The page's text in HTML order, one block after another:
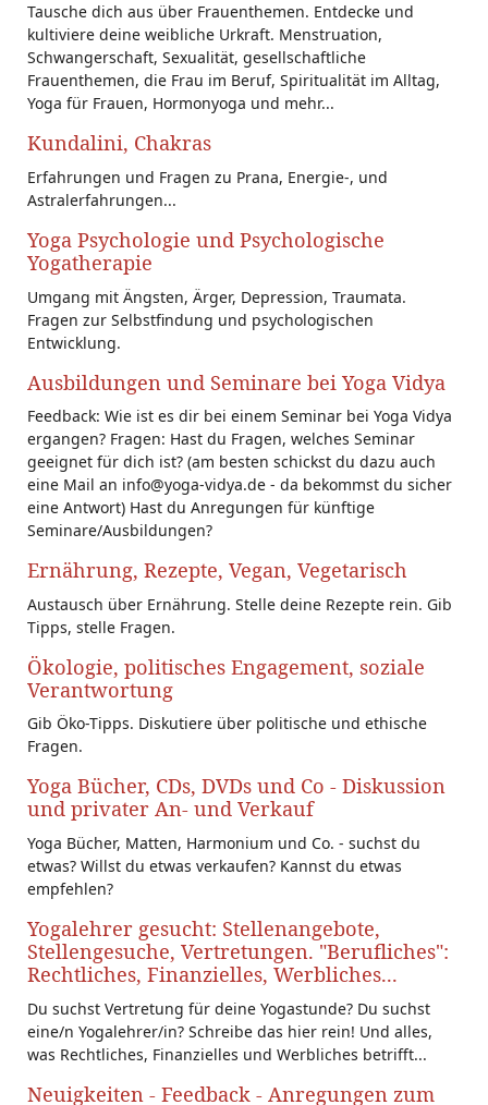
Tausche dich aus über Frauenthemen. Entdecke und
kultiviere deine weibliche Urkraft. Menstruation,
Schwangerschaft, Sexualität, gesellschaftliche
Frauenthemen, die Frau im Beruf, Spiritualität im Alltag,
Yoga für Frauen, Hormonyoga und mehr...
Kundalini, Chakras
Erfahrungen und Fragen zu Prana, Energie-, und
Astralerfahrungen...
Yoga Psychologie und Psychologische
Yogatherapie
Umgang mit Ängsten, Ärger, Depression, Traumata.
Fragen zur Selbstfindung und psychologischen
Entwicklung.
Ausbildungen und Seminare bei Yoga Vidya
Feedback: Wie ist es dir bei einem Seminar bei Yoga Vidya
ergangen? Fragen: Hast du Fragen, welches Seminar
geeignet für dich ist? (am besten schickst du dazu auch
eine Mail an info@yoga-vidya.de - da bekommst du sicher
eine Antwort) Hast du Anregungen für künftige
Seminare/Ausbildungen?
Ernährung, Rezepte, Vegan, Vegetarisch
Austausch über Ernährung. Stelle deine Rezepte rein. Gib
Tipps, stelle Fragen.
Ökologie, politisches Engagement, soziale
Verantwortung
Gib Öko-Tipps. Diskutiere über politische und ethische
Fragen.
Yoga Bücher, CDs, DVDs und Co - Diskussion
und privater An- und Verkauf
Yoga Bücher, Matten, Harmonium und Co. - suchst du
etwas? Willst du etwas verkaufen? Kannst du etwas
empfehlen?
Yogalehrer gesucht: Stellenangebote,
Stellengesuche, Vertretungen. "Berufliches":
Rechtliches, Finanzielles, Werbliches...
Du suchst Vertretung für deine Yogastunde? Du suchst
eine/n Yogalehrer/in? Schreibe das hier rein! Und alles,
was Rechtliches, Finanzielles und Werbliches betrifft...
Neuigkeiten - Feedback - Anregungen zum